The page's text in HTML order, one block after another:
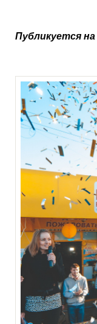
Публикуется